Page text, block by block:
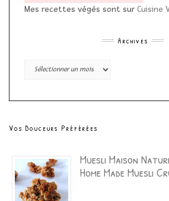
Mes recettes végés sont sur Cuisine
Archives
Archives
Vos Douceurs Préférées
Muesli Maison
Home Made Muesli